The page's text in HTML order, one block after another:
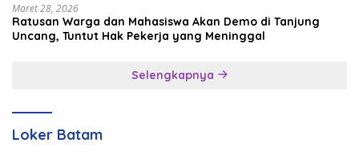
Maret 28, 2026
Ratusan Warga dan Mahasiswa Akan Demo di Tanjung
Uncang, Tuntut Hak Pekerja yang Meninggal
Selengkapnya
Loker Batam